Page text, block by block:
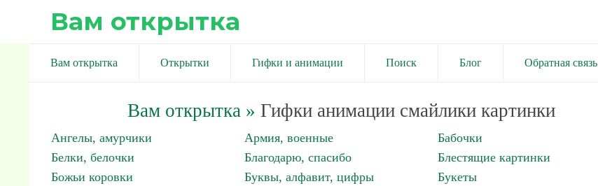
Вам открытка
Вам открытка Открытки Гифки и анимации Поиск Блог Обратная связь
Вам открытка» Гифки анимации смайлики картинки
Ангелы, амурчики Армия, военные
Бабочки
Белки, белочки
Благодарю, спасибо
Блестящие картинки
Божьи коровки
Буквы, алфавит, цифры
Букеты